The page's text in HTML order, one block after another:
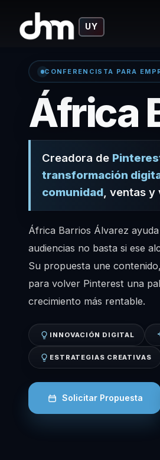
UY
CONFERENCISTA PARA
África
Creadora de
transformación
comunidad, ventas y
África Barrios Álvarez
audiencias no basta si ese
Su propuesta une
para volver Pinterest una
crecimiento más rentable.
INNOVACIÓN DIGITAL
ESTRATEGIAS CREATIVAS
Solicitar Propuesta